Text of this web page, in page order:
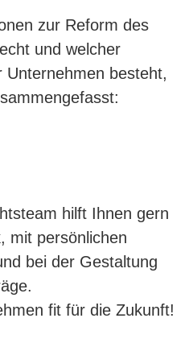
zur Reform des
und welcher
Unternehmen besteht,
hilft Ihnen gern
mit persönlichen
bei der Gestaltung
fit für die Zukunft!